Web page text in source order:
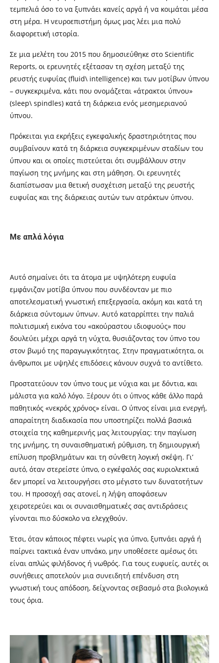
τεμπελιά όσο το να ξυπνάει κανείς αργά ή να κοιμάται μέσα
στη μέρα. Η νευροεπιστήμη όμως μας λέει μια πολύ
διαφορετική ιστορία.
Σε μια μελέτη του 2015 που δημοσιεύθηκε στο Scientific
Reports, οι ερευνητές εξέτασαν τη σχέση μεταξύ της
ρευστής ευφυΐας (fluid\ intelligence) και των μοτίβων ύπνου
– συγκεκριμένα, κάτι που ονομάζεται «άτρακτοι ύπνου»
(sleep\ spindles) κατά τη διάρκεια ενός μεσημεριανού
ύπνου.
Πρόκειται για εκρήξεις εγκεφαλικής δραστηριότητας που
συμβαίνουν κατά τη διάρκεια συγκεκριμένων σταδίων του
ύπνου και οι οποίες πιστεύεται ότι συμβάλλουν στην
παγίωση της μνήμης και στη μάθηση. Οι ερευνητές
διαπίστωσαν μια θετική συσχέτιση μεταξύ της ρευστής
ευφυΐας και της διάρκειας αυτών των ατράκτων ύπνου.
Με απλά λόγια
Αυτό σημαίνει ότι τα άτομα με υψηλότερη ευφυΐα
εμφάνιζαν μοτίβα ύπνου που συνδέονταν με πιο
αποτελεσματική γνωστική επεξεργασία, ακόμη και κατά τη
διάρκεια σύντομων ύπνων. Αυτό καταρρίπτει την παλιά
πολιτισμική εικόνα του «ακούραστου ιδιοφυούς» που
δουλεύει μέχρι αργά τη νύχτα, θυσιάζοντας τον ύπνο του
στον βωμό της παραγωγικότητας. Στην πραγματικότητα, οι
άνθρωποι με υψηλές επιδόσεις κάνουν συχνά το αντίθετο.
Προστατεύουν τον ύπνο τους με νύχια και με δόντια, και
μάλιστα για καλό λόγο. Ξέρουν ότι ο ύπνος κάθε άλλο παρά
παθητικός «νεκρός χρόνος» είναι. Ο ύπνος είναι μια ενεργή,
απαραίτητη διαδικασία που υποστηρίζει πολλά βασικά
στοιχεία της καθημερινής μας λειτουργίας: την παγίωση
της μνήμης, τη συναισθηματική ρύθμιση, τη δημιουργική
επίλυση προβλημάτων και τη σύνθετη λογική σκέψη. Γι’
αυτό, όταν στερείστε ύπνο, ο εγκέφαλός σας κυριολεκτικά
δεν μπορεί να λειτουργήσει στο μέγιστο των δυνατοτήτων
του. Η προσοχή σας ατονεί, η λήψη αποφάσεων
χειροτερεύει και οι συναισθηματικές σας αντιδράσεις
γίνονται πιο δύσκολο να ελεγχθούν.
Έτσι, όταν κάποιος πέφτει νωρίς για ύπνο, ξυπνάει αργά ή
παίρνει τακτικά έναν υπνάκο, μην υποθέσετε αμέσως ότι
είναι απλώς φιλήδονος ή νωθρός. Για τους ευφυείς, αυτές οι
συνήθειες αποτελούν μια συνειδητή επένδυση στη
γνωστική τους απόδοση, δείχνοντας σεβασμό στα βιολογικά
τους όρια.